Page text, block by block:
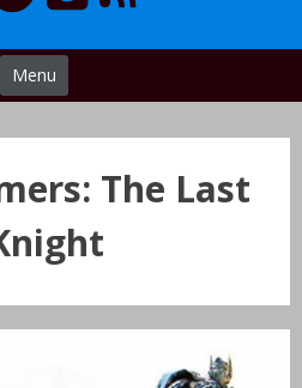
Menu
The Last